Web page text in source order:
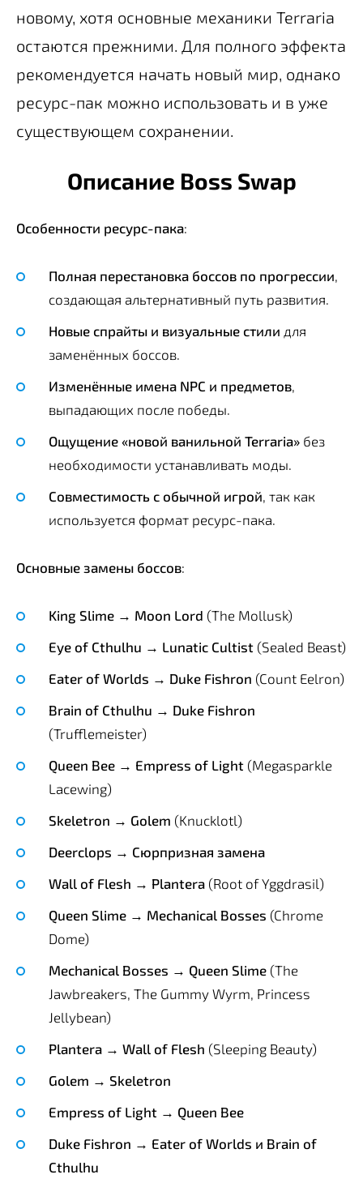
новому, хотя основные механики Terraria
остаются прежними. Для полного эффекта
рекомендуется начать новый мир, однако
ресурс-пак можно использовать и в уже
существующем сохранении.
Описание Boss Swap
Особенности ресурс-пака:
Полная перестановка боссов по прогрессии
создающая альтернативный путь развития.
Новые спрайты и визуальные стили для
заменённых боссов.
Изменённые имена NPC и предметов
выпадающих после победы.
Ощущение «новой ванильной Terraria» без
необходимости устанавливать моды.
Совместимость с обычной игрой , так как
используется формат ресурс-пака.
Основные замены боссов:
King Slime → Moon Lord (The Mollusk)
Eye of Cthulhu → Lunatic Cultist (Sealed Beast)
Eater of Worlds → Duke Fishron (Count Eelron)
Brain of Cthulhu → Duke Fishron
(Trufflemeister)
Queen Bee → Empress of Light (Megasparkle
Lacewing)
Skeletron → Golem (Knucklotl)
Deerclops → Сюрпризная замена
Wall of Flesh → Plantera (Root of Yggdrasil)
Queen Slime → Mechanical Bosses (Chrome
Dome)
Mechanical Bosses → Queen Slime (The
Jawbreakers, The Gummy Wyrm, Princess
Jellybean)
Plantera → Wall of Flesh (Sleeping Beauty)
Golem → Skeletron
Empress of Light → Queen Bee
Duke Fishron → Eater of Worlds и Brain of
Cthulhu